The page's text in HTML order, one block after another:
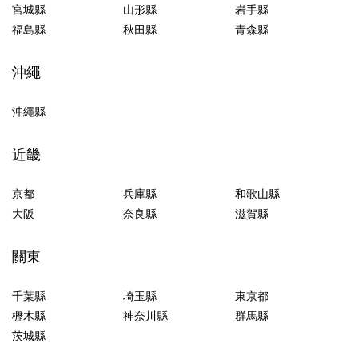
宮城縣 山形縣
岩手縣
福島縣
秋田縣 青森縣
沖繩
沖繩縣
近畿
京都 兵庫縣
和歌山縣
大阪
奈良縣 滋賀縣
關東
千葉縣 埼玉縣
東京都
櫪木縣
神奈川縣
群馬縣
茨城縣